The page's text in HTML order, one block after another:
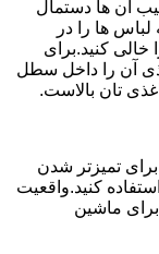
آن ها دستمال
ها را در
کنید.برای
آن را داخل سطل
تان بالاست.
تمیزتر شدن
کنید.واقعیت
ماشین